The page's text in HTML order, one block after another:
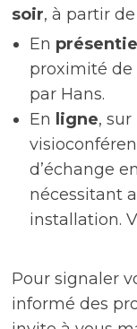
soir, à partir de
En
proximité de
par Hans.
En ligne,
d’échange
nécessitant
installation.
Pour signaler
informé des